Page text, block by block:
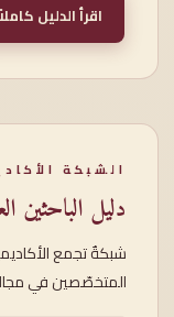
اقرأ الدليل كاملاً
الشبكة
دليل الباحثين
شبكةٌ تجمع
المتخصّصين في